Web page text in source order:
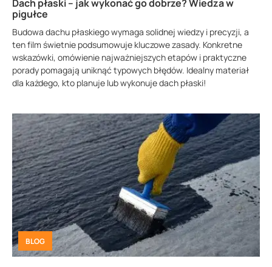
Dach płaski – jak wykonać go dobrze? Wiedza w
pigułce
Budowa dachu płaskiego wymaga solidnej wiedzy i precyzji, a
ten film świetnie podsumowuje kluczowe zasady. Konkretne
wskazówki, omówienie najważniejszych etapów i praktyczne
porady pomagają uniknąć typowych błędów. Idealny materiał
dla każdego, kto planuje lub wykonuje dach płaski!
BLOG